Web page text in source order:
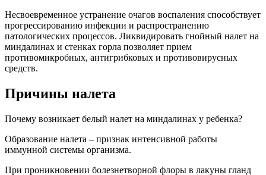
Несвоевременное устранение очагов воспаления способствует
прогрессированию инфекции и распространению
патологических процессов. Ликвидировать гнойный налет на
миндалинах и стенках горла позволяет прием
противомикробных, антигрибковых и противовирусных
средств.
Причины налета
Почему возникает белый налет на миндалинах у ребенка?
Образование налета – признак интенсивной работы
иммунной системы организма.
При проникновении болезнетворной флоры в лакуны гланд